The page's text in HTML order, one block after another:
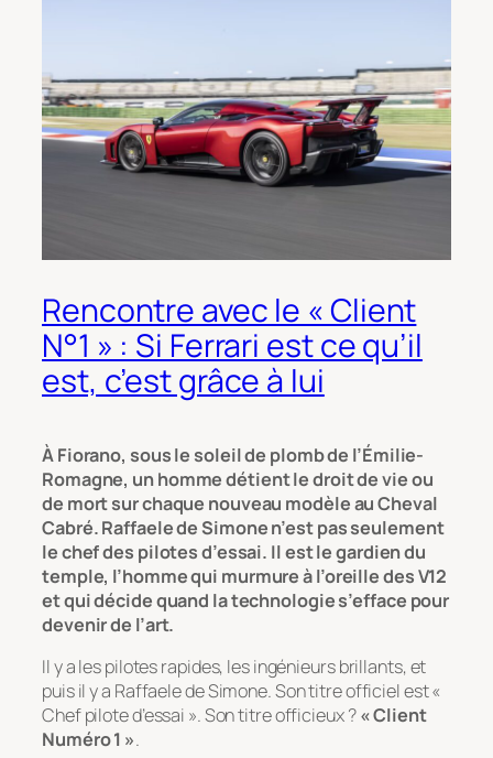
Rencontre avec le « Client
N°1 » : Si Ferrari est ce qu’il
est, c’est grâce à lui
À Fiorano, sous le soleil de plomb de l’Émilie-
Romagne, un homme détient le droit de vie ou
de mort sur chaque nouveau modèle au Cheval
Cabré. Raffaele de Simone n’est pas seulement
le chef des pilotes d’essai. Il est le gardien du
temple, l’homme qui murmure à l’oreille des V12
et qui décide quand la technologie s’efface pour
devenir de l’art.
Il y a les pilotes rapides, les ingénieurs brillants, et
puis il y a Raffaele de Simone. Son titre officiel est «
Chef pilote d’essai ». Son titre officieux ?« Client
Numéro 1 ».